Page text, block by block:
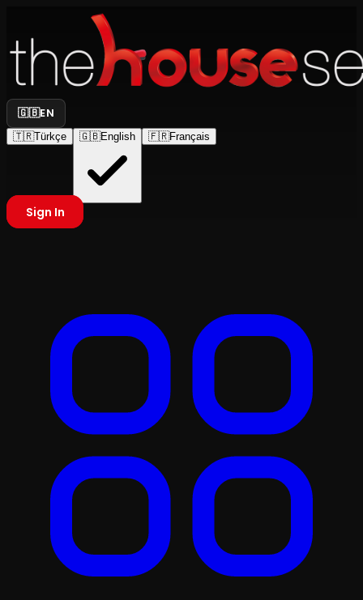
🇬🇧EN
🇹🇷Türkçe 🇬🇧English 🇫🇷Français
Sign In